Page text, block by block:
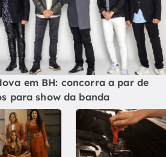
em BH: concorra a par de
para show da banda